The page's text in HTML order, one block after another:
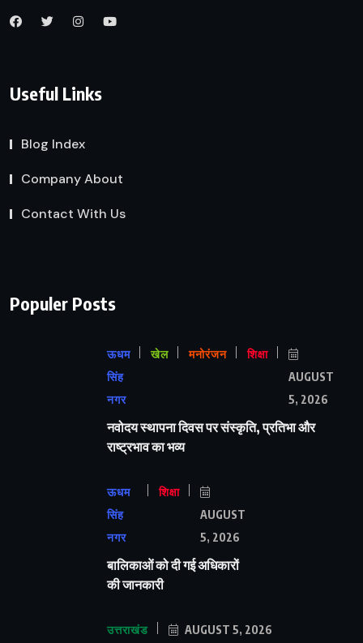
Useful Links
Blog Index
Company About
Contact With Us
Populer Posts
ऊधम
सिंह
नगर
खेल मनोरंजन शिक्षा
AUGUST
5, 2026
नवोदय स्थापना दिवस पर संस्कृति, प्रतिभा और
राष्ट्रभाव का भव्य
ऊधम
सिंह
नगर
शिक्षा
AUGUST
5, 2026
बालिकाओं को दी गई अधिकारों
की जानकारी
उत्तराखंड AUGUST 5, 2026